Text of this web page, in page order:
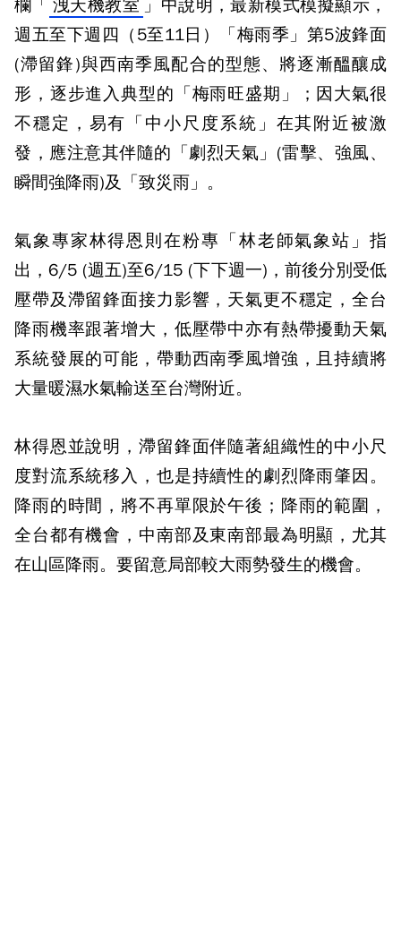
欄「 洩天機教室 」中說明，最新模式模擬顯示，
週五至下週四（5至11日）「梅雨季」第5波鋒面
(滯留鋒)與西南季風配合的型態、將逐漸醞釀成
形，逐步進入典型的「梅雨旺盛期」；因大氣很
不穩定，易有「中小尺度系統」在其附近被激
發，應注意其伴隨的「劇烈天氣」(雷擊、強風、
瞬間強降雨)及「致災雨」。
氣象專家林得恩則在粉專「林老師氣象站」指
出，6/5 (週五)至6/15 (下下週一)，前後分別受低
壓帶及滯留鋒面接力影響，天氣更不穩定，全台
降雨機率跟著增大，低壓帶中亦有熱帶擾動天氣
系統發展的可能，帶動西南季風增強，且持續將
大量暖濕水氣輸送至台灣附近。
林得恩並說明，滯留鋒面伴隨著組織性的中小尺
度對流系統移入，也是持續性的劇烈降雨肇因。
降雨的時間，將不再單限於午後；降雨的範圍，
全台都有機會，中南部及東南部最為明顯，尤其
在山區降雨。要留意局部較大雨勢發生的機會。